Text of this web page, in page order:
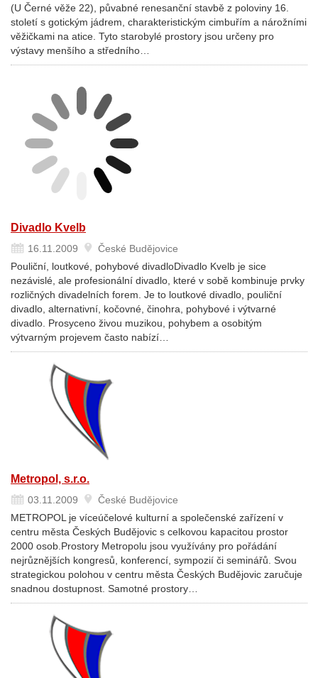
(U Černé věže 22), půvabné renesanční stavbě z poloviny 16.
století s gotickým jádrem, charakteristickým cimbuřím a nárožními
věžičkami na atice. Tyto starobylé prostory jsou určeny pro
výstavy menšího a středního…
Divadlo Kvelb
16.11.2009
České Budějovice
Pouliční, loutkové, pohybové divadloDivadlo Kvelb je sice
nezávislé, ale profesionální divadlo, které v sobě kombinuje prvky
rozličných divadelních forem. Je to loutkové divadlo, pouliční
divadlo, alternativní, kočovné, činohra, pohybové i výtvarné
divadlo. Prosyceno živou muzikou, pohybem a osobitým
výtvarným projevem často nabízí…
Metropol, s.r.o.
03.11.2009
České Budějovice
METROPOL je víceúčelové kulturní a společenské zařízení v
centru města Českých Budějovic s celkovou kapacitou prostor
2000 osob.Prostory Metropolu jsou využívány pro pořádání
nejrůznějších kongresů, konferencí, sympozií či seminářů. Svou
strategickou polohou v centru města Českých Budějovic zaručuje
snadnou dostupnost. Samotné prostory…